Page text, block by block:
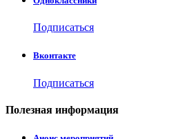
Подписаться
Вконтакте
Подписаться
Полезная информация